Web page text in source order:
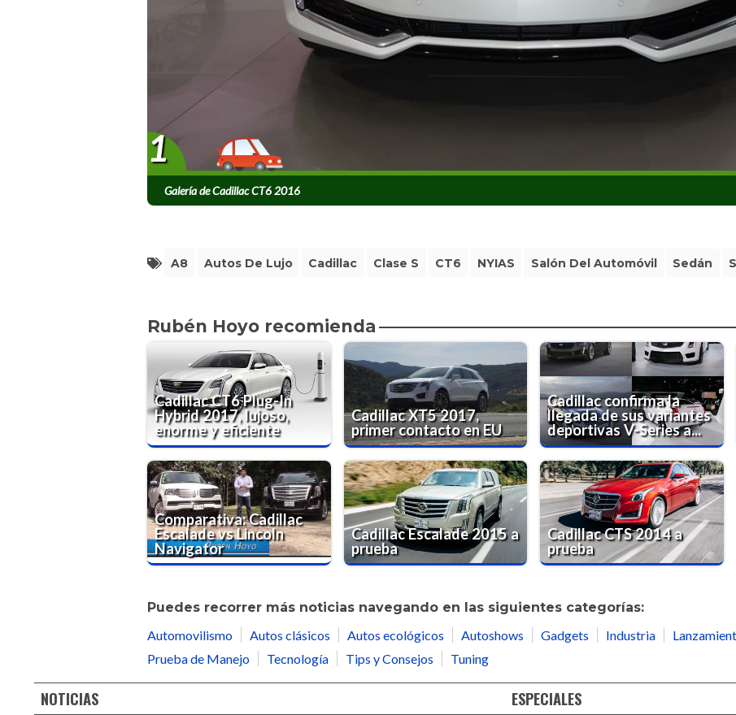
Galería de Cadillac CT6 2016
1
A8 Autos De Lujo Cadillac Clase S CT6 NYIAS Salón Del Automóvil Sedán
Rubén Hoyo recomienda
Cadillac CT6 Plug-In
Hybrid 2017, lujoso,
enorme y eficiente
Cadillac XT5 2017,
primer contacto en EU
Cadillac confirma la
llegada de sus variantes
deportivas V-Series a...
Comparativa: Cadillac
Escalade vs Lincoln
Navigator
Cadillac Escalade 2015 a
prueba
Cadillac CTS 2014 a
prueba
Puedes recorrer más noticias navegando en las siguientes categorías:
Automovilismo
Autos clásicos Autos ecológicos Autoshows Gadgets Industria
Prueba de Manejo
Tecnología Tips y Consejos Tuning
NOTICIAS ESPECIALES